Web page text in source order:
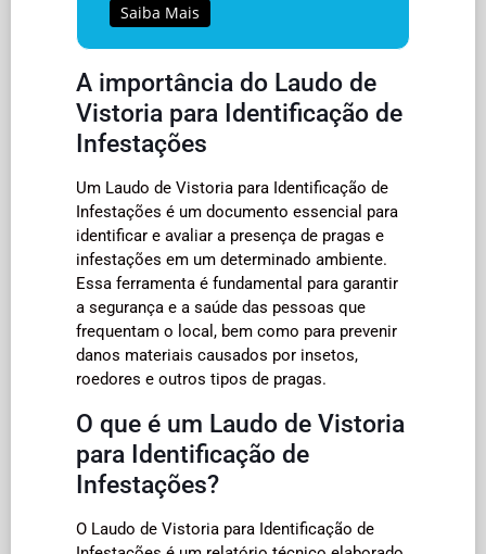
Saiba Mais
A importância do Laudo de
Vistoria para Identificação de
Infestações
Um Laudo de Vistoria para Identificação de
Infestações é um documento essencial para
identificar e avaliar a presença de pragas e
infestações em um determinado ambiente.
Essa ferramenta é fundamental para garantir
a segurança e a saúde das pessoas que
frequentam o local, bem como para prevenir
danos materiais causados por insetos,
roedores e outros tipos de pragas.
O que é um Laudo de Vistoria
para Identificação de
Infestações?
O Laudo de Vistoria para Identificação de